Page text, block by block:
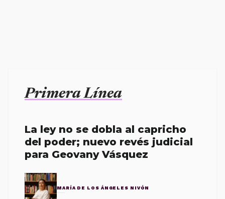
Primera Línea
La ley no se dobla al capricho
del poder; nuevo revés judicial
para Geovany Vásquez
MARÍA DE LOS ÁNGELES NIVÓN